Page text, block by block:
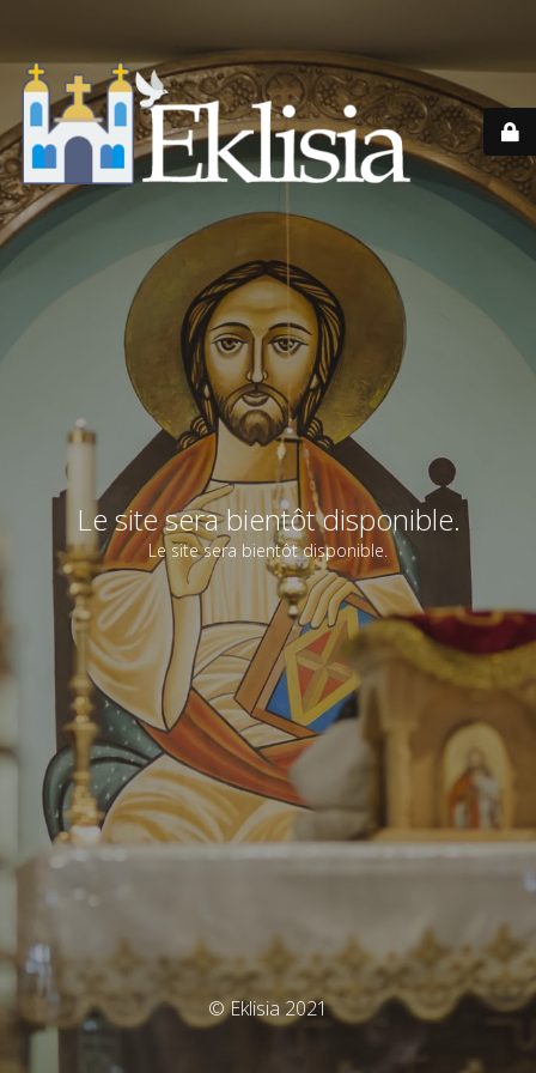
Le site sera bientôt disponible.
Le site sera bientôt disponible.
© Eklisia 2021